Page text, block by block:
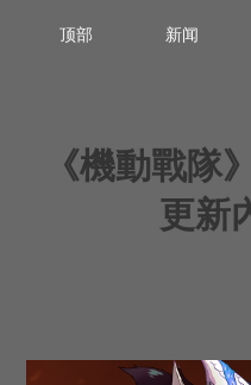
顶部 新闻
《機動戰隊
更新